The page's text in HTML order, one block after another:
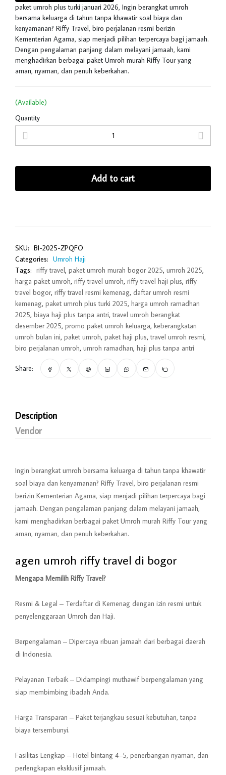
paket umroh plus turki januari 2026, Ingin berangkat umroh
bersama keluarga di tahun tanpa khawatir soal biaya dan
kenyamanan? Riffy Travel, biro perjalanan resmi berizin
Kementerian Agama, siap menjadi pilihan terpercaya bagi jamaah.
Dengan pengalaman panjang dalam melayani jamaah, kami
menghadirkan berbagai paket Umroh murah Riffy Tour yang
aman, nyaman, dan penuh keberkahan.
(Available)
Quantity
Add to cart
SKU: BI-2025-ZPQFO
Categories: Umroh Haji
Tags: riffy travel, paket umroh murah bogor 2025, umroh 2025,
harga paket umroh, riffy travel umroh, riffy travel haji plus, riffy
travel bogor, riffy travel resmi kemenag, daftar umroh resmi
kemenag, paket umroh plus turki 2025, harga umroh ramadhan
2025, biaya haji plus tanpa antri, travel umroh berangkat
desember 2025, promo paket umroh keluarga, keberangkatan
umroh bulan ini, paket umroh, paket haji plus, travel umroh resmi,
biro perjalanan umroh, umroh ramadhan, haji plus tanpa antri
Share:
Description
Vendor
Ingin berangkat umroh bersama keluarga di tahun tanpa khawatir
soal biaya dan kenyamanan? Riffy Travel, biro perjalanan resmi
berizin Kementerian Agama, siap menjadi pilihan terpercaya bagi
jamaah. Dengan pengalaman panjang dalam melayani jamaah,
kami menghadirkan berbagai paket Umroh murah Riffy Tour yang
aman, nyaman, dan penuh keberkahan.
agen umroh riffy travel di bogor
Mengapa Memilih Riffy Travel?
Resmi & Legal – Terdaftar di Kemenag dengan izin resmi untuk
penyelenggaraan Umroh dan Haji.
Berpengalaman – Dipercaya ribuan jamaah dari berbagai daerah
di Indonesia.
Pelayanan Terbaik – Didampingi muthawif berpengalaman yang
siap membimbing ibadah Anda.
Harga Transparan – Paket terjangkau sesuai kebutuhan, tanpa
biaya tersembunyi.
Fasilitas Lengkap – Hotel bintang 4–5, penerbangan nyaman, dan
perlengkapan eksklusif jamaah.